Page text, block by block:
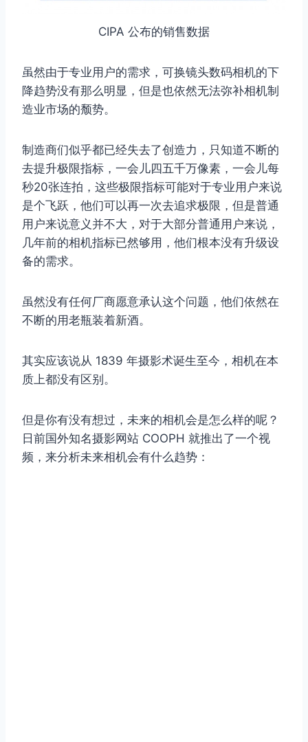
CIPA 公布的销售数据
虽然由于专业用户的需求，可换镜头数码相机的下
降趋势没有那么明显，但是也依然无法弥补相机制
造业市场的颓势。
制造商们似乎都已经失去了创造力，只知道不断的
去提升极限指标，一会儿四五千万像素，一会儿每
秒20张连拍，这些极限指标可能对于专业用户来说
是个飞跃，他们可以再一次去追求极限，但是普通
用户来说意义并不大，对于大部分普通用户来说，
几年前的相机指标已然够用，他们根本没有升级设
备的需求。
虽然没有任何厂商愿意承认这个问题，他们依然在
不断的用老瓶装着新酒。
其实应该说从 1839 年摄影术诞生至今，相机在本
质上都没有区别。
但是你有没有想过，未来的相机会是怎么样的呢？
日前国外知名摄影网站 COOPH 就推出了一个视
频，来分析未来相机会有什么趋势：